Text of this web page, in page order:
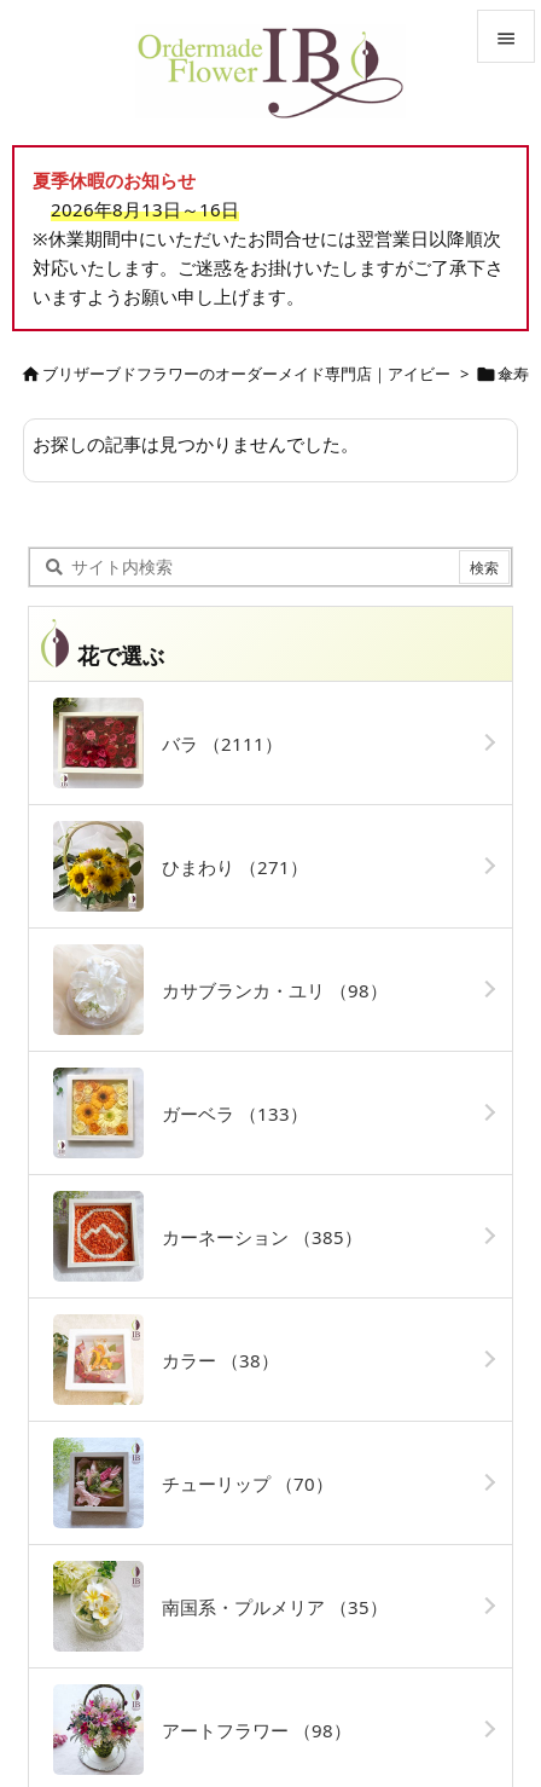


前へ

検索
夏季休暇のお知らせ
2026年8月13日～16日
※休業期間中にいただいたお問合せには翌営業日以降順次
対応いたします。ご迷惑をお掛けいたしますがご了承下さ
いますようお願い申し上げます。
ブリザーブドフラワーのオーダーメイド専門店｜アイビー > 傘寿
お探しの記事は見つかりませんでした。
花で選ぶ
バラ （2111）
ひまわり （271）
カサブランカ・ユリ （98）
ガーベラ （133）
カーネーション （385）
カラー （38）
チューリップ （70）
南国系・プルメリア （35）
アートフラワー （98）